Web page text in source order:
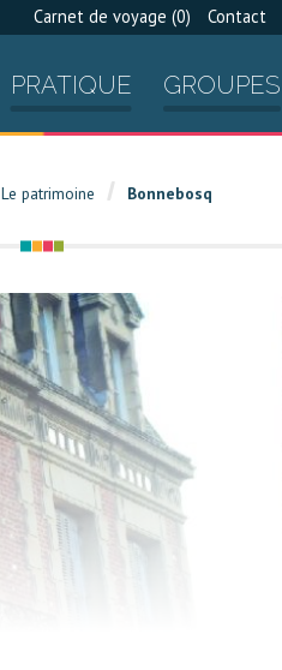
Carnet de voyage (0) Contact
PRATIQUE GROUPES
Le patrimoine Bonnebosq